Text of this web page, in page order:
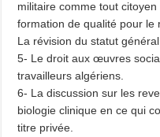
militaire comme tout
formation de qualité pour le
La révision du statut
5- Le droit aux œuvres
travailleurs algériens.
6- La discussion sur les
biologie clinique en ce qui
titre privée.